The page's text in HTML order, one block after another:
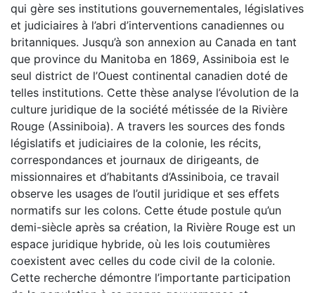
qui gère ses institutions gouvernementales, législatives
et judiciaires à l’abri d’interventions canadiennes ou
britanniques. Jusqu’à son annexion au Canada en tant
que province du Manitoba en 1869, Assiniboia est le
seul district de l’Ouest continental canadien doté de
telles institutions. Cette thèse analyse l’évolution de la
culture juridique de la société métissée de la Rivière
Rouge (Assiniboia). A travers les sources des fonds
législatifs et judiciaires de la colonie, les récits,
correspondances et journaux de dirigeants, de
missionnaires et d’habitants d’Assiniboia, ce travail
observe les usages de l’outil juridique et ses effets
normatifs sur les colons. Cette étude postule qu’un
demi-siècle après sa création, la Rivière Rouge est un
espace juridique hybride, où les lois coutumières
coexistent avec celles du code civil de la colonie.
Cette recherche démontre l’importante participation